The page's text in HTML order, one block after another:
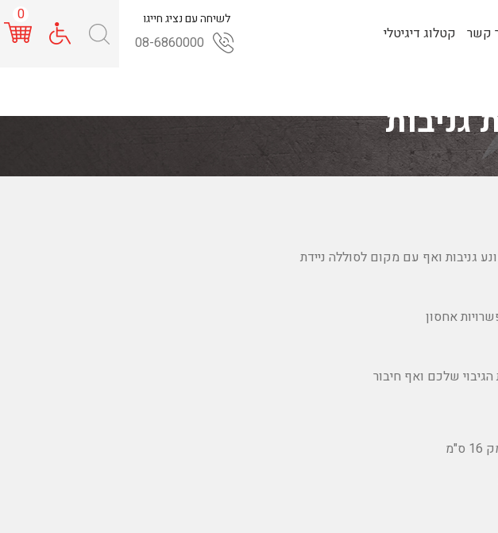
קשר קטלוג דיגיטלי
0 לשיחה עם נציג חייגו
08-6860000
גניבות
גניבות ואף עם מקום לסוללה ניידת
אחסון
שלכם ואף חיבור